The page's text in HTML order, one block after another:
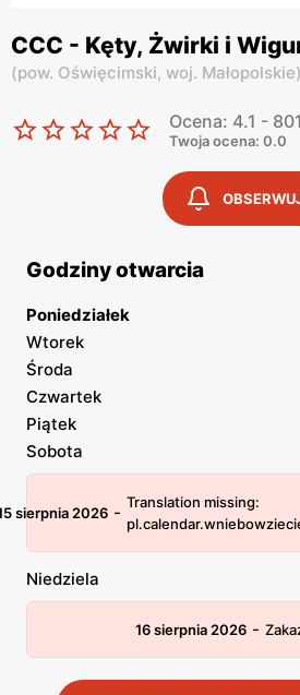
CCC - Kęty, Żwirki i
(pow. Oświęcimski, woj. Małopolskie)
Ocena: 4.1 -
Twoja ocena: 0.0
Godziny otwarcia
Poniedziałek
Wtorek
Środa
Czwartek
Piątek
Sobota
sierpnia 2026 - Translation missing:
Niedziela
16 sierpnia 2026 -